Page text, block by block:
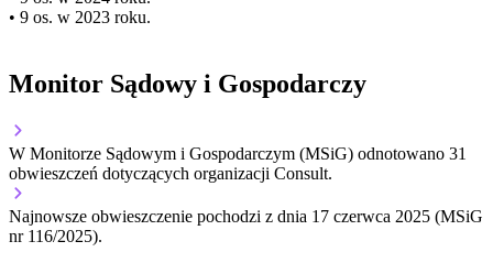
• 9 os. w 2023 roku.
Monitor Sądowy i Gospodarczy
W Monitorze Sądowym i Gospodarczym (MSiG) odnotowano 31
obwieszczeń dotyczących organizacji Consult.
Najnowsze obwieszczenie pochodzi z dnia 17 czerwca 2025 (MSiG
nr 116/2025).